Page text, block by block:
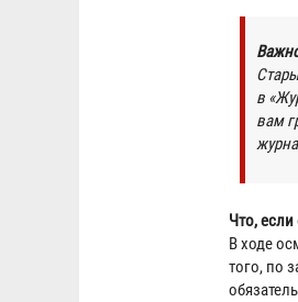
в
вам
Что,
В ходе
того, по